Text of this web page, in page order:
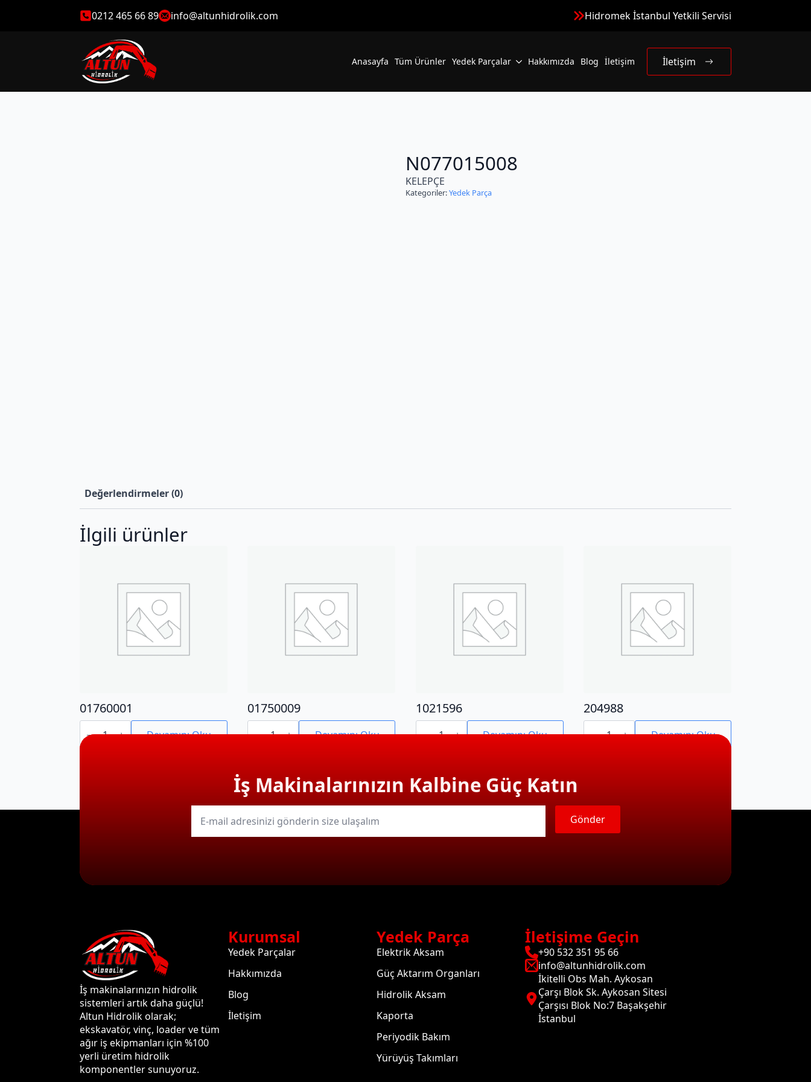
0212 465 66 89 info@altunhidrolik.com Hidromek İstanbul Yetkili Servisi
Anasayfa Tüm Ürünler Yedek Parçalar Hakkımızda Blog İletişim İletişim
N077015008
KELEPÇE
Kategoriler:Yedek Parça
Değerlendirmeler (0)
İlgili ürünler
01760001
01760001
adet Devamını Oku
01750009
01750009
adet Devamını Oku
1021596
1021596
adet Devamını Oku
204988
204988
adet Devamını Oku
İş Makinalarınızın Kalbine Güç Katın
E-
mail Gönder
İş makinalarınızın hidrolik
sistemleri artık daha güçlü!
Altun Hidrolik olarak;
ekskavatör, vinç, loader ve tüm
ağır iş ekipmanları için %100
yerli üretim hidrolik
komponentler sunuyoruz.
Kurumsal
Yedek Parçalar
Hakkımızda
Blog
İletişim
Yedek Parça
Elektrik Aksam
Güç Aktarım Organları
Hidrolik Aksam
Kaporta
Periyodik Bakım
Yürüyüş Takımları
İletişime Geçin
+90 532 351 95 66
info@altunhidrolik.com
İkitelli Obs Mah. Aykosan
Çarşı Blok Sk. Aykosan Sitesi
Çarşısı Blok No:7 Başakşehir
İstanbul